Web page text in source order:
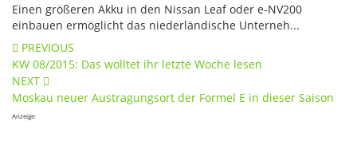
Einen größeren Akku in den Nissan Leaf oder e-NV200
einbauen ermöglicht das niederländische Unterneh...
Post
navigation
PREVIOUS
KW 08/2015: Das wolltet ihr letzte Woche lesen
NEXT
Moskau neuer Austragungsort der Formel E in dieser Saison
Anzeige: